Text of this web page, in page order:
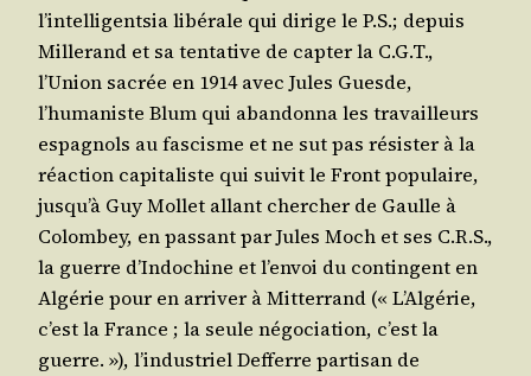
l’intelligentsia libé­rale qui dirige le P.S.; depuis
Mil­le­rand et sa ten­ta­tive de cap­ter la C.G.T.,
l’Union sacrée en 1914 avec Jules Guesde,
l’humaniste Blum qui aban­don­na les tra­vailleurs
espa­gnols au fas­cisme et ne sut pas résis­ter à la
réac­tion capi­ta­liste qui sui­vit le Front popu­laire,
jusqu’à Guy Mol­let allant cher­cher de Gaulle à
Colom­bey, en pas­sant par Jules Moch et ses C.R.S.,
la guerre d’Indochine et l’envoi du contin­gent en
Algé­rie pour en arri­ver à Mit­ter­rand (« L’Algérie,
c’est la France ; la seule négo­cia­tion, c’est la
guerre. »), l’industriel Def­ferre par­ti­san de